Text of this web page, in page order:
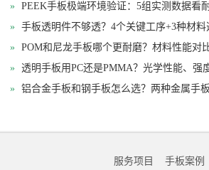
» PEEK手板极端环境验证：5组实测数据看
» 手板透明件不够透？4个关键工序+3种材料
» POM和尼龙手板哪个更耐磨？材料性能对
» 透明手板用PC还是PMMA？光学性能、强
» 铝合金手板和钢手板怎么选？两种金属手
服务项目 手板案例